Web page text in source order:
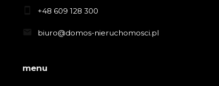
+48 609 128 300
biuro@domos-nieruchomosci.pl
menu